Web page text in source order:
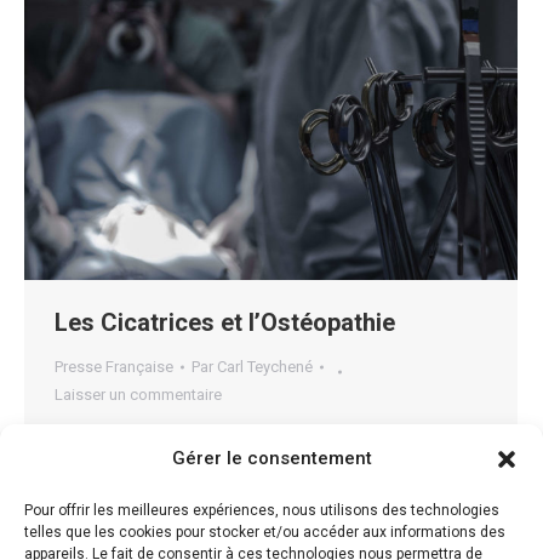
Gérer le consentement
Pour offrir les meilleures expériences, nous utilisons des technologies
telles que les cookies pour stocker et/ou accéder aux informations des
appareils. Le fait de consentir à ces technologies nous permettra de
Les Cicatrices et l’Ostéopathie
Presse Française Par Carl Teychené
Laisser un commentaire
Les adhérences intra-abdominales surviennent après
plus de 50% des opérations abdominales et sont une
source importante de complications postopératoires.